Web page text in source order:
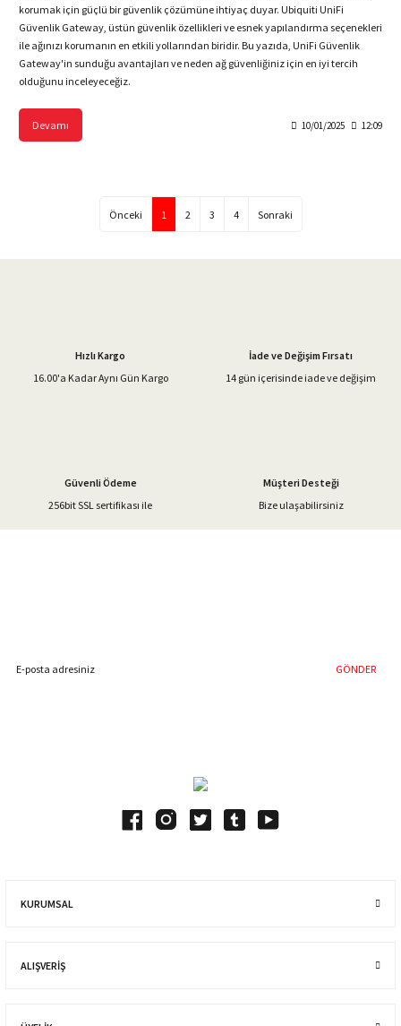
korumak için güçlü bir güvenlik çözümüne ihtiyaç duyar. Ubiquiti UniFi
Güvenlik Gateway, üstün güvenlik özellikleri ve esnek yapılandırma seçenekleri
ile ağınızı korumanın en etkili yollarından biridir. Bu yazıda, UniFi Güvenlik
Gateway'in sunduğu avantajları ve neden ağ güvenliğiniz için en iyi tercih
olduğunu inceleyeceğiz.
Devamı 10/01/2025 12:09
1 2 3 4
Hızlı Kargo
16.00'a Kadar Aynı Gün Kargo
İade ve Değişim Fırsatı
14 gün içerisinde iade ve değişim
Güvenli Ödeme
256bit SSL sertifikası ile
Müşteri Desteği
Bize ulaşabilirsiniz
GÖNDER
KURUMSAL
ALIŞVERIŞ